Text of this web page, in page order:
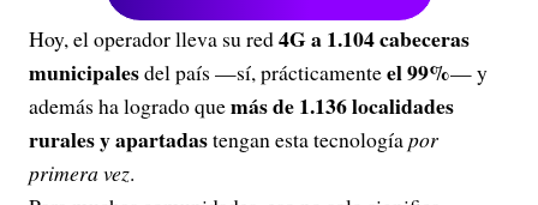
Hoy, el operador lleva su red4G a 1.104 cabeceras
municipalesdel país —sí, prácticamenteel 99%— y
además ha logrado quemás de 1.136 localidades
rurales y apartadastengan esta tecnologíapor
primera vez.